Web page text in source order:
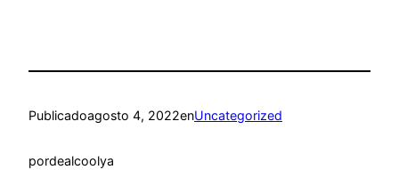
Publicadoagosto 4, 2022enUncategorized
pordealcoolya